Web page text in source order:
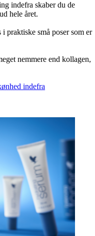
indefra skaber du de
hele året.
praktiske små poser som er
nemmere end kollagen,
indefra